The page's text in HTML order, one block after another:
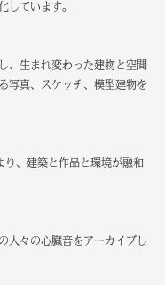
しています。
、生まれ変わった建物と空間
写真、スケッチ、模型建物を
、建築と作品と環境が融和
人々の心臓音をアーカイブし